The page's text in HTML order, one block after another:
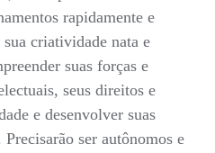
rapidamente e
criatividade nata e
suas forças e
seus direitos e
e desenvolver suas
ser autônomos e